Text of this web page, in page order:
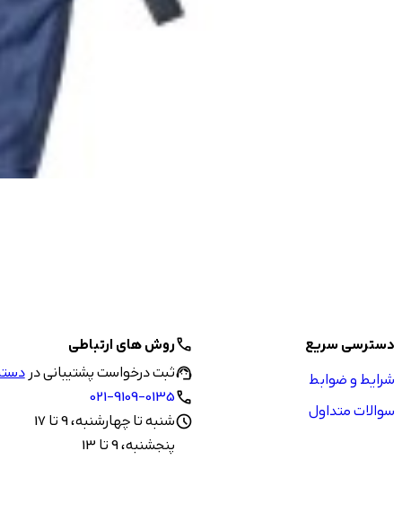
دسترسی سریع
شرایط و ضوابط
سوالات متداول
callروش های ارتباطی
support_agentثبت درخواست پشتیبانی در
call
021-9109-0135
scheduleشنبه تا چهارشنبه، 9 تا 17
پنجشنبه، 9 تا 13